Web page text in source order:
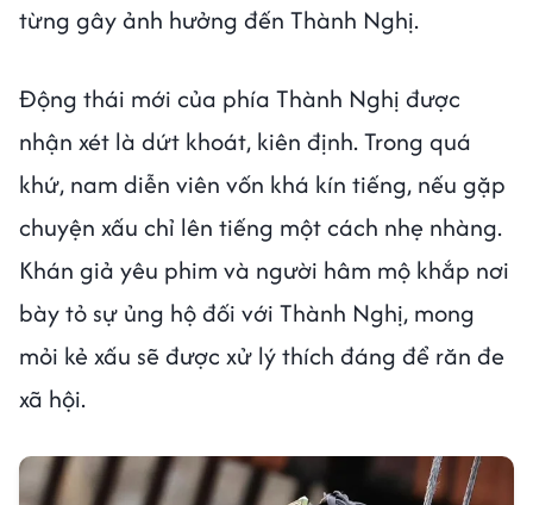
từng gây ảnh hưởng đến Thành Nghị.
Động thái mới của phía Thành Nghị được
nhận xét là dứt khoát, kiên định. Trong quá
khứ, nam diễn viên vốn khá kín tiếng, nếu gặp
chuyện xấu chỉ lên tiếng một cách nhẹ nhàng.
Khán giả yêu phim và người hâm mộ khắp nơi
bày tỏ sự ủng hộ đối với Thành Nghị, mong
mỏi kẻ xấu sẽ được xử lý thích đáng để răn đe
xã hội.